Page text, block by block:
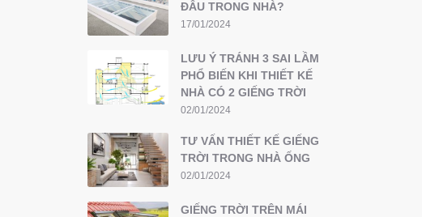
ĐÂU TRONG NHÀ?
17/01/2024
LƯU Ý TRÁNH 3 SAI LẦM
PHỔ BIẾN KHI THIẾT KẾ
NHÀ CÓ 2 GIẾNG TRỜI
02/01/2024
TƯ VẤN THIẾT KẾ GIẾNG
TRỜI TRONG NHÀ ỐNG
02/01/2024
GIẾNG TRỜI TRÊN MÁI